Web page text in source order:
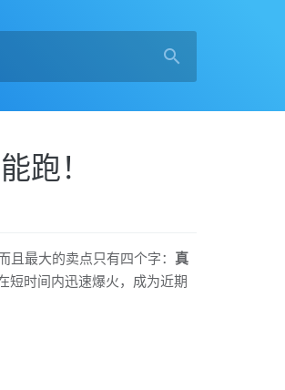
跑！
最大的卖点只有四个字： 真
短时间内迅速爆火，成为近期